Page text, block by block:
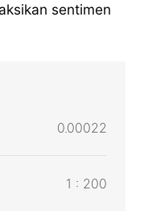
sentimen
0.00022
1 : 200